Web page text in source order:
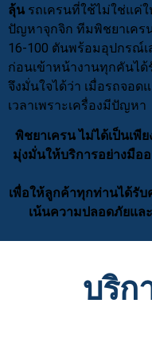
ลุ้น รถเครนที่ใช้ไม่ใช่แค่
ปัญหาจุกจิก ทีมพิชยาเคร
16-100 ตันพร้อมอุปกรณ์เ
ก่อนเข้าหน้างานทุกคันได้
จึงมั่นใจได้ว่า เมื่อรถจอด
เวลาเพราะเครื่องมีปัญหา
พิชยาเครน ไม่ได้เป็นเพี
มุ่งมั่นให้บริการอย่างมือ
เพื่อให้ลูกค้าทุกท่านได้รั
เน้นความปลอดภัยแล
บริก